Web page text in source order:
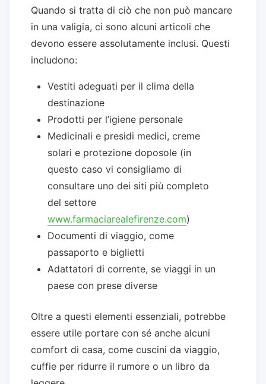
Quando si tratta di ciò che non può mancare
in una valigia, ci sono alcuni articoli che
devono essere assolutamente inclusi. Questi
includono:
Vestiti adeguati per il clima della
destinazione
Prodotti per l’igiene personale
Medicinali e presidi medici, creme
solari e protezione doposole (in
questo caso vi consigliamo di
consultare uno dei siti più completo
del settore
www.farmaciarealefirenze.com)
Documenti di viaggio, come
passaporto e biglietti
Adattatori di corrente, se viaggi in un
paese con prese diverse
Oltre a questi elementi essenziali, potrebbe
essere utile portare con sé anche alcuni
comfort di casa, come cuscini da viaggio,
cuffie per ridurre il rumore o un libro da